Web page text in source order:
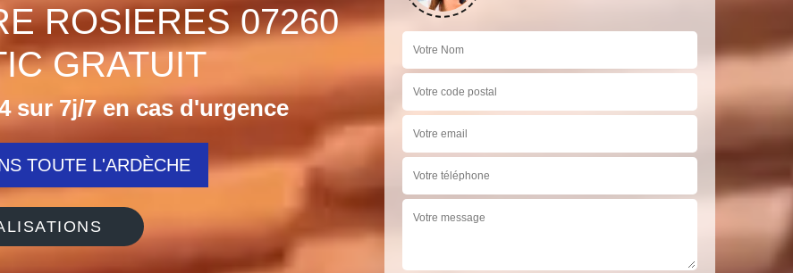
ROSIERES 07260
GRATUIT
sur 7j/7 en cas d'urgence
TOUTE L'ARDÈCHE